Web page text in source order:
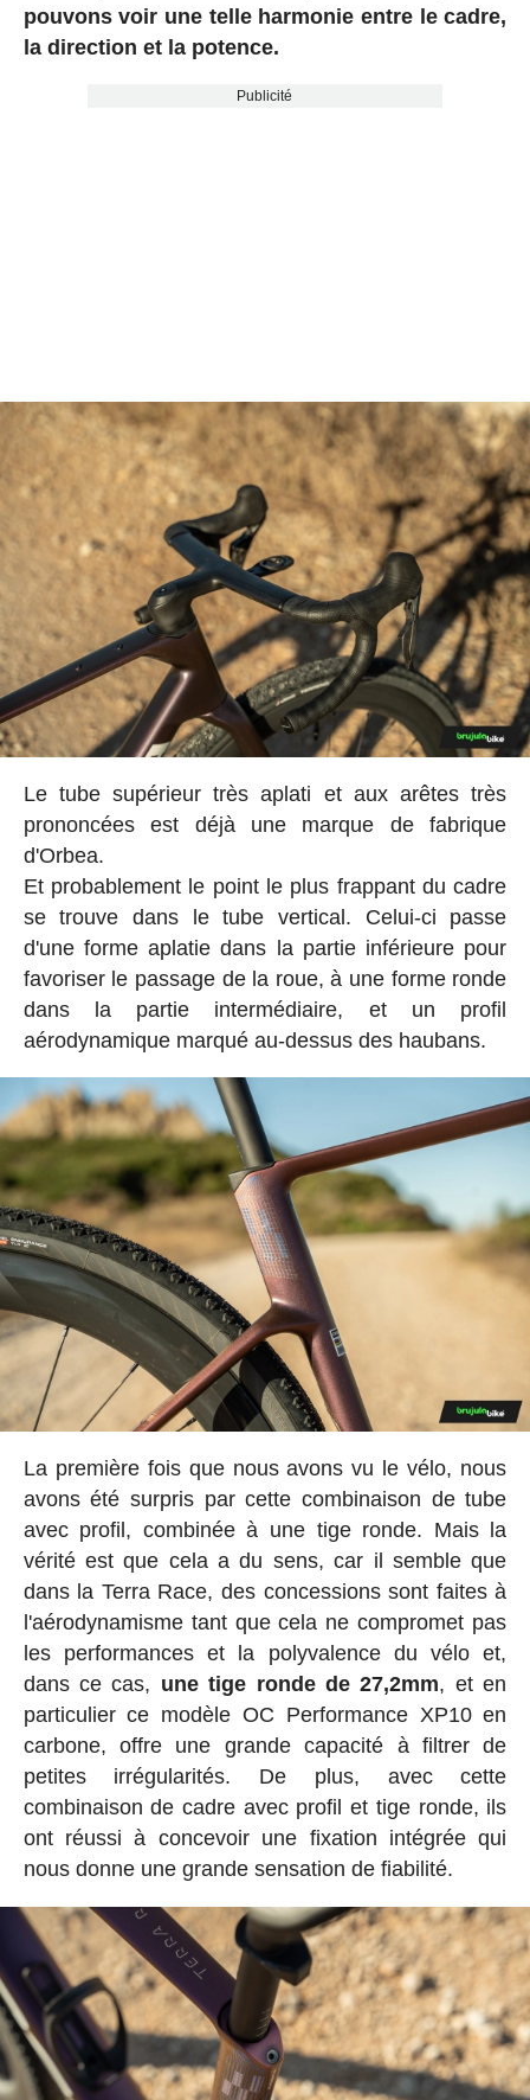
pouvons voir une telle harmonie entre le cadre,
la direction et la potence.
Publicité
Le tube supérieur très aplati et aux arêtes très
prononcées est déjà une marque de fabrique
d'Orbea.
Et probablement le point le plus frappant du cadre
se trouve dans le tube vertical. Celui-ci passe
d'une forme aplatie dans la partie inférieure pour
favoriser le passage de la roue, à une forme ronde
dans la partie intermédiaire, et un profil
aérodynamique marqué au-dessus des haubans.
La première fois que nous avons vu le vélo, nous
avons été surpris par cette combinaison de tube
avec profil, combinée à une tige ronde. Mais la
vérité est que cela a du sens, car il semble que
dans la Terra Race, des concessions sont faites à
l'aérodynamisme tant que cela ne compromet pas
les performances et la polyvalence du vélo et,
dans ce cas, une tige ronde de 27,2mm, et en
particulier ce modèle OC Performance XP10 en
carbone, offre une grande capacité à filtrer de
petites irrégularités. De plus, avec cette
combinaison de cadre avec profil et tige ronde, ils
ont réussi à concevoir une fixation intégrée qui
nous donne une grande sensation de fiabilité.